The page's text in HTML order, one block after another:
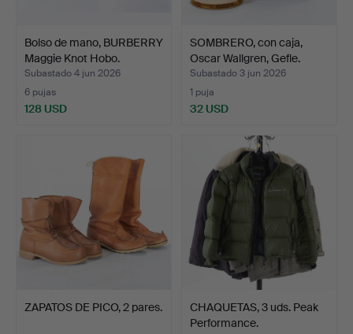
Bolso de mano, BURBERRY
Maggie Knot Hobo.
Subastado 4 jun 2026
6 pujas
128 USD
SOMBRERO, con caja,
Oscar Wallgren, Gefle.
Subastado 3 jun 2026
1 puja
32 USD
ZAPATOS DE PICO, 2 pares.
CHAQUETAS, 3 uds. Peak
Performance.